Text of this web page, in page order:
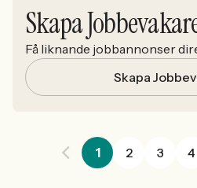
Skapa
Få liknande jobbannonser
Skapa
1 2 3 4